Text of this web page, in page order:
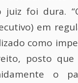
foi dura.
em
como
posto que
o